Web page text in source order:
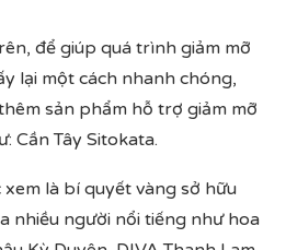
để giúp quá trình giảm mỡ
lại một cách nhanh chóng,
sản phẩm hỗ trợ giảm mỡ
Cần Tây Sitokata.
là bí quyết vàng sở hữu
nhiều người nổi tiếng như hoa